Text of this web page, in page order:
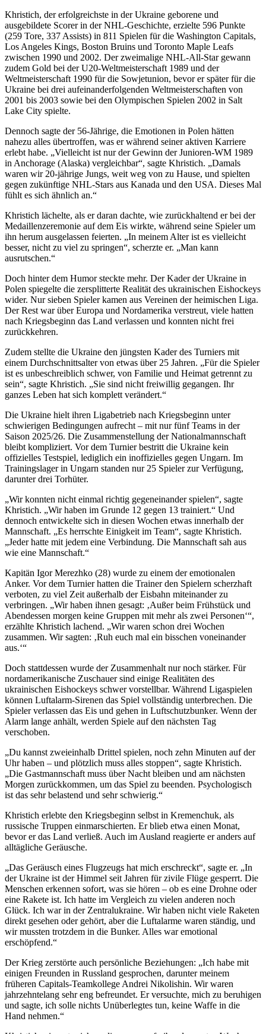
Khristich, der erfolgreichste in der Ukraine geborene und
ausgebildete Scorer in der NHL-Geschichte, erzielte 596 Punkte
(259 Tore, 337 Assists) in 811 Spielen für die Washington Capitals,
Los Angeles Kings, Boston Bruins und Toronto Maple Leafs
zwischen 1990 und 2002. Der zweimalige NHL-All-Star gewann
zudem Gold bei der U20-Weltmeisterschaft 1989 und der
Weltmeisterschaft 1990 für die Sowjetunion, bevor er später für die
Ukraine bei drei aufeinanderfolgenden Weltmeisterschaften von
2001 bis 2003 sowie bei den Olympischen Spielen 2002 in Salt
Lake City spielte.
Dennoch sagte der 56-Jährige, die Emotionen in Polen hätten
nahezu alles übertroffen, was er während seiner aktiven Karriere
erlebt habe. „Vielleicht ist nur der Gewinn der Junioren-WM 1989
in Anchorage (Alaska) vergleichbar“, sagte Khristich. „Damals
waren wir 20-jährige Jungs, weit weg von zu Hause, und spielten
gegen zukünftige NHL-Stars aus Kanada und den USA. Dieses Mal
fühlt es sich ähnlich an.“
Khristich lächelte, als er daran dachte, wie zurückhaltend er bei der
Medaillenzeremonie auf dem Eis wirkte, während seine Spieler um
ihn herum ausgelassen feierten. „In meinem Alter ist es vielleicht
besser, nicht zu viel zu springen“, scherzte er. „Man kann
ausrutschen.“
Doch hinter dem Humor steckte mehr. Der Kader der Ukraine in
Polen spiegelte die zersplitterte Realität des ukrainischen Eishockeys
wider. Nur sieben Spieler kamen aus Vereinen der heimischen Liga.
Der Rest war über Europa und Nordamerika verstreut, viele hatten
nach Kriegsbeginn das Land verlassen und konnten nicht frei
zurückkehren.
Zudem stellte die Ukraine den jüngsten Kader des Turniers mit
einem Durchschnittsalter von etwas über 25 Jahren. „Für die Spieler
ist es unbeschreiblich schwer, von Familie und Heimat getrennt zu
sein“, sagte Khristich. „Sie sind nicht freiwillig gegangen. Ihr
ganzes Leben hat sich komplett verändert.“
Die Ukraine hielt ihren Ligabetrieb nach Kriegsbeginn unter
schwierigen Bedingungen aufrecht – mit nur fünf Teams in der
Saison 2025/26. Die Zusammenstellung der Nationalmannschaft
bleibt kompliziert. Vor dem Turnier bestritt die Ukraine kein
offizielles Testspiel, lediglich ein inoffizielles gegen Ungarn. Im
Trainingslager in Ungarn standen nur 25 Spieler zur Verfügung,
darunter drei Torhüter.
„Wir konnten nicht einmal richtig gegeneinander spielen“, sagte
Khristich. „Wir haben im Grunde 12 gegen 13 trainiert.“ Und
dennoch entwickelte sich in diesen Wochen etwas innerhalb der
Mannschaft. „Es herrschte Einigkeit im Team“, sagte Khristich.
„Jeder hatte mit jedem eine Verbindung. Die Mannschaft sah aus
wie eine Mannschaft.“
Kapitän Igor Merezhko (28) wurde zu einem der emotionalen
Anker. Vor dem Turnier hatten die Trainer den Spielern scherzhaft
verboten, zu viel Zeit außerhalb der Eisbahn miteinander zu
verbringen. „Wir haben ihnen gesagt: ‚Außer beim Frühstück und
Abendessen morgen keine Gruppen mit mehr als zwei Personen‘“,
erzählte Khristich lachend. „Wir waren schon drei Wochen
zusammen. Wir sagten: ‚Ruh euch mal ein bisschen voneinander
aus.‘“
Doch stattdessen wurde der Zusammenhalt nur noch stärker. Für
nordamerikanische Zuschauer sind einige Realitäten des
ukrainischen Eishockeys schwer vorstellbar. Während Ligaspielen
können Luftalarm-Sirenen das Spiel vollständig unterbrechen. Die
Spieler verlassen das Eis und gehen in Luftschutzbunker. Wenn der
Alarm lange anhält, werden Spiele auf den nächsten Tag
verschoben.
„Du kannst zweieinhalb Drittel spielen, noch zehn Minuten auf der
Uhr haben – und plötzlich muss alles stoppen“, sagte Khristich.
„Die Gastmannschaft muss über Nacht bleiben und am nächsten
Morgen zurückkommen, um das Spiel zu beenden. Psychologisch
ist das sehr belastend und sehr schwierig.“
Khristich erlebte den Kriegsbeginn selbst in Kremenchuk, als
russische Truppen einmarschierten. Er blieb etwa einen Monat,
bevor er das Land verließ. Auch im Ausland reagierte er anders auf
alltägliche Geräusche.
„Das Geräusch eines Flugzeugs hat mich erschreckt“, sagte er. „In
der Ukraine ist der Himmel seit Jahren für zivile Flüge gesperrt. Die
Menschen erkennen sofort, was sie hören – ob es eine Drohne oder
eine Rakete ist. Ich hatte im Vergleich zu vielen anderen noch
Glück. Ich war in der Zentralukraine. Wir haben nicht viele Raketen
direkt gesehen oder gehört, aber die Luftalarme waren ständig, und
wir mussten trotzdem in die Bunker. Alles war emotional
erschöpfend.“
Der Krieg zerstörte auch persönliche Beziehungen: „Ich habe mit
einigen Freunden in Russland gesprochen, darunter meinem
früheren Capitals-Teamkollege Andrei Nikolishin. Wir waren
jahrzehntelang sehr eng befreundet. Er versuchte, mich zu beruhigen
und sagte, ich solle nichts Unüberlegtes tun, keine Waffe in die
Hand nehmen.“